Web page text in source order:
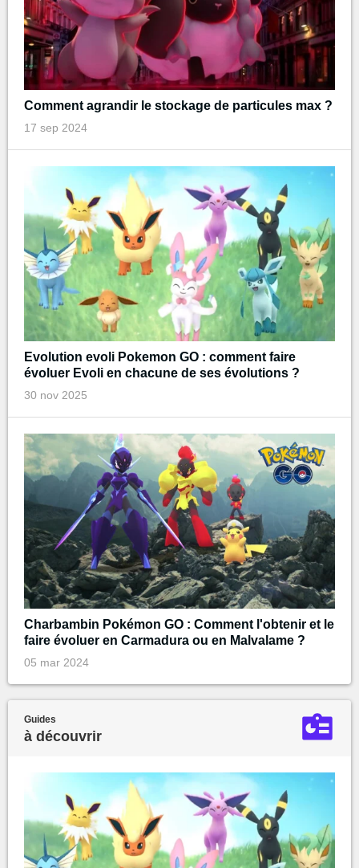
Comment agrandir le stockage de particules max ?
17 sep 2024
Evolution evoli Pokemon GO : comment faire
évoluer Evoli en chacune de ses évolutions ?
30 nov 2025
Charbambin Pokémon GO : Comment l'obtenir et le
faire évoluer en Carmadura ou en Malvalame ?
05 mar 2024
Guides
à découvrir